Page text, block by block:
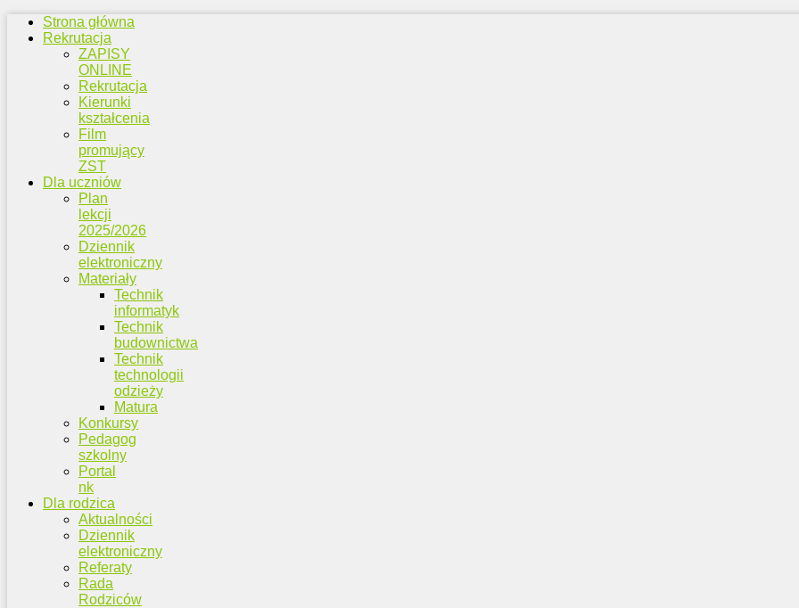
Strona główna
Rekrutacja
ZAPISY
ONLINE
Rekrutacja
Kierunki
kształcenia
Film
promujący
ZST
Dla uczniów
Plan
lekcji
2025/2026
Dziennik
elektroniczny
Materiały
Technik
informatyk
Technik
budownictwa
Technik
technologii
odzieży
Matura
Konkursy
Pedagog
szkolny
Portal
nk
Dla rodzica
Aktualności
Dziennik
elektroniczny
Referaty
Rada
Rodziców